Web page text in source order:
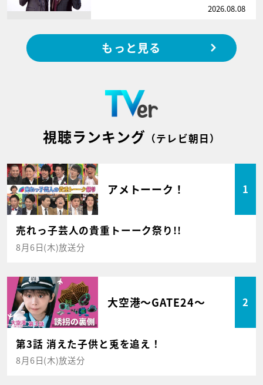
2026.08.08
もっと見る
視聴ランキング （テレビ朝日）
アメトーーク！ 1
売れっ子芸人の貴重トーーク祭り!!
8月6日(木)放送分
大空港～GATE24～ 2
第3話 消えた子供と兎を追え！
8月6日(木)放送分